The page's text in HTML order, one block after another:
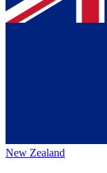
New Zealand